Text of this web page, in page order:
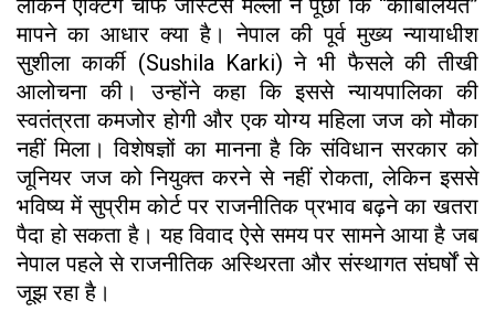
मापने का आधार क्या है। नेपाल की पूर्व मुख्य न्यायाधीश
सुशीला कार्की (Sushila Karki) ने भी फैसले की तीखी
आलोचना की। उन्होंने कहा कि इससे न्यायपालिका की
स्वतंत्रता कमजोर होगी और एक योग्य महिला जज को मौका
नहीं मिला। विशेषज्ञों का मानना है कि संविधान सरकार को
जूनियर जज को नियुक्त करने से नहीं रोकता, लेकिन इससे
भविष्य में सुप्रीम कोर्ट पर राजनीतिक प्रभाव बढ़ने का खतरा
पैदा हो सकता है। यह विवाद ऐसे समय पर सामने आया है जब
नेपाल पहले से राजनीतिक अस्थिरता और संस्थागत संघर्षों से
जूझ रहा है।